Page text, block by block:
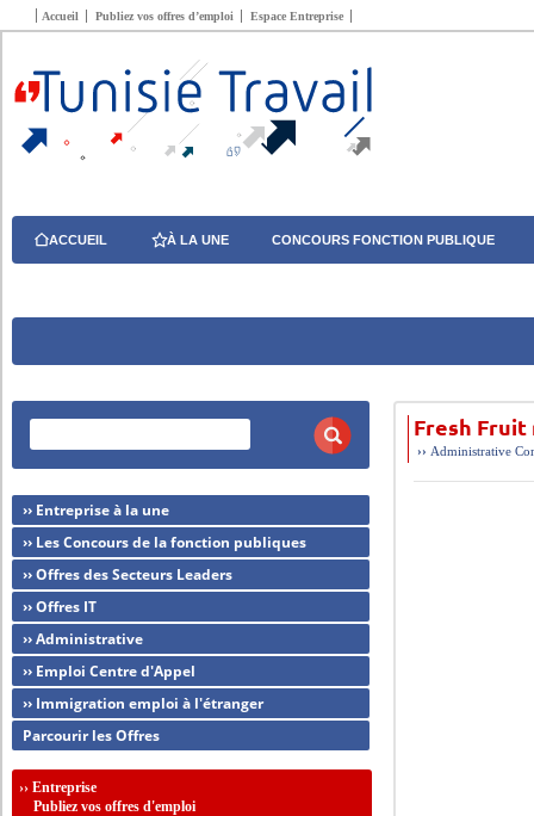
Accueil Publiez vos offres d’emploi Espace Entreprise
ACCUEIL À LA UNE CONCOURS FONCTION PUBLIQUE
Fresh
›› Administrative
›› Entreprise à la une
›› Les Concours de la fonction publiques
›› Offres des Secteurs Leaders
›› Offres IT
›› Administrative
›› Emploi Centre d'Appel
›› Immigration emploi à l'étranger
Parcourir les Offres
››Entreprise
Publiez vos offres d'emploi